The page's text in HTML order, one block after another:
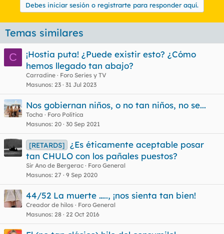
Debes iniciar sesión o registrarte para responder aquí.
Temas similares
C
¡Hostia puta! ¿Puede existir esto? ¿Cómo
hemos llegado tan abajo?
Carradine
Foro Series y TV
Masunos 23 31 Jul 2023
Nos gobiernan niños, o no tan niños, no se...
Tocha
Foro Política
Masunos 20 30 Sep 2021
[RETARDS]
¿Es éticamente aceptable posar
tan CHULO con los pañales puestos?
Sir Ano de Bergerac
Foro General
Masunos 27 9 Sep 2020
44/52 La muerte ….., ¡nos sienta tan bien!
Creador de hilos
Foro General
Masunos 28 22 Oct 2016